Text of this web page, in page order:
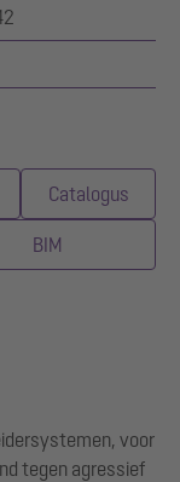
Catalogus
BIM
voor
tegen agressief